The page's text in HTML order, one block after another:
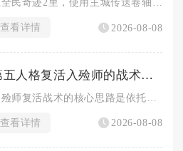
在全民奇迹2里，使用主城传送卷轴是野外场景最快回到城市的方式...
查看详情 2026-08-08
第五人格复活入殓师的战术应该怎么运用
查看详情 2026-08-08